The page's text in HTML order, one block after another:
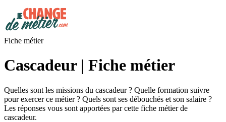
Fiche métier
Cascadeur | Fiche métier
Quelles sont les missions du cascadeur ? Quelle formation suivre
pour exercer ce métier ? Quels sont ses débouchés et son salaire ?
Les réponses vous sont apportées par cette fiche métier de
cascadeur.